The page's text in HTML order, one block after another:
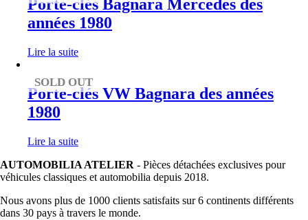
Porte-clés Bagnara Mercedes des
années 1980
Lire la suite
SOLD OUT
Porte-clés VW Bagnara des années
1980
Lire la suite
AUTOMOBILIA ATELIER - Pièces détachées exclusives pour
véhicules classiques et automobilia depuis 2018.
Nous avons plus de 1000 clients satisfaits sur 6 continents différents
dans 30 pays à travers le monde.